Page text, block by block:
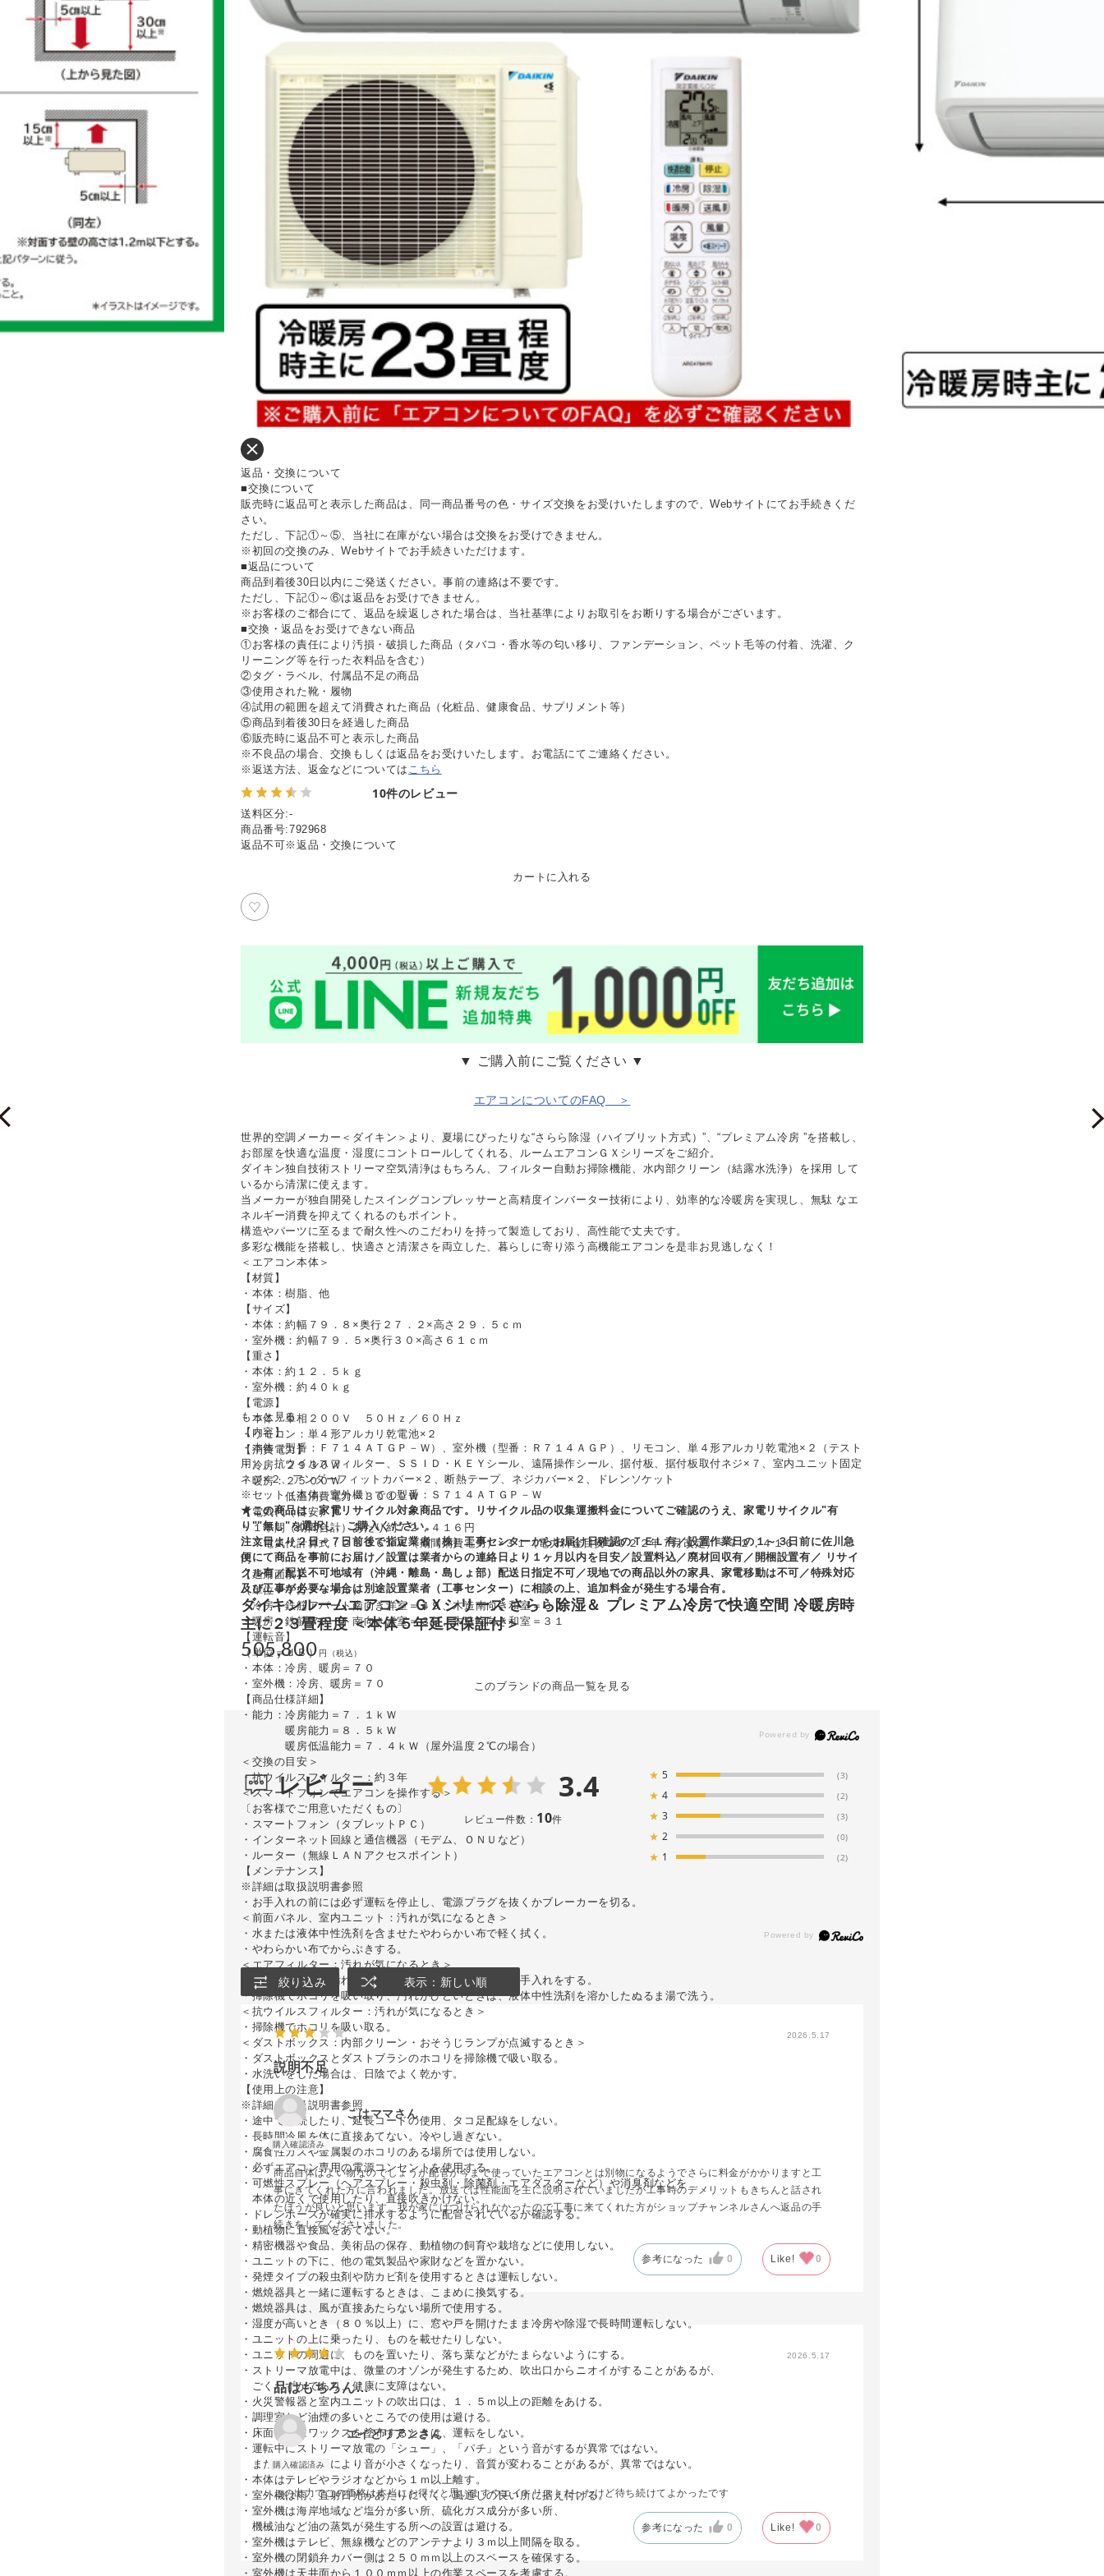
ダイキンルームエアコン ＧＸシリーズ さらら除湿＆ プレミアム冷房で快適空間 冷暖房時
主に２３畳程度 ＜本体５年延長保証付＞
505,800
10件のレビュー
送料区分:-
商品番号:792968
返品不可※返品・交換について
このブランドの商品一覧を見る
カートに入れる
▼ ご購入前にご覧ください ▼
エアコンについてのFAQ ＞
世界的空調メーカー＜ダイキン＞より、夏場にぴったりな“さらら除湿（ハイブリット方式）”、“プレミアム冷房 ”を搭載し、
お部屋を快適な温度・湿度にコントロールしてくれる、ルームエアコンＧＸシリーズをご紹介。
ダイキン独自技術ストリーマ空気清浄はもちろん、フィルター自動お掃除機能、水内部クリーン（結露水洗浄）を採用 して
いるから清潔に使えます。
当メーカーが独自開発したスイングコンプレッサーと高精度インバーター技術により、効率的な冷暖房を実現し、無駄 なエ
ネルギー消費を抑えてくれるのもポイント。
構造やパーツに至るまで耐久性へのこだわりを持って製造しており、高性能で丈夫です。
多彩な機能を搭載し、快適さと清潔さを両立した、暮らしに寄り添う高機能エアコンを是非お見逃しなく！
＜エアコン本体＞
【材質】
・本体：樹脂、他
【サイズ】
・本体：約幅７９．８×奥行２７．２×高さ２９．５ｃｍ
・室外機：約幅７９．５×奥行３０×高さ６１ｃｍ
【重さ】
・本体：約１２．５ｋｇ
・室外機：約４０ｋｇ
【電源】
・本体：単相２００Ｖ ５０Ｈｚ／６０Ｈｚ
・リモコン：単４形アルカリ乾電池×２
【消費電力】
・冷房：２９３０Ｗ
・暖房：２５００Ｗ
低温消費電力＝３０１０Ｗ
【電気代（目安）】
・１年間（期間合計）あたり約７２，４１６円
※電気代計算式：２３３６ｋＷ（期間消費電力）×３１（電力料金目安２０２２年７月改定）＝７２，４１６
円
【適用面積】
（単位＝平方メートル）
・冷房：鉄筋アパート南向き洋室＝４９、木造南向き和室＝３２
・暖房：鉄筋アパート南向き洋室＝３９、木造南向き和室＝３１
【運転音】
（単位＝ｄＢ）
・本体：冷房、暖房＝７０
・室外機：冷房、暖房＝７０
【商品仕様詳細】
・能力：冷房能力＝７．１ｋＷ
暖房能力＝８．５ｋＷ
暖房低温能力＝７．４ｋＷ（屋外温度２℃の場合）
＜交換の目安＞
・抗ウイルスフィルター：約３年
＜スマートフォンでエアコンを操作する＞
〔お客様でご用意いただくもの〕
・スマートフォン（タブレットＰＣ）
・インターネット回線と通信機器（モデム、ＯＮＵなど）
・ルーター（無線ＬＡＮアクセスポイント）
【メンテナンス】
※詳細は取扱説明書参照
・お手入れの前には必ず運転を停止し、電源プラグを抜くかブレーカーを切る。
＜前面パネル、室内ユニット：汚れが気になるとき＞
・水または液体中性洗剤を含ませたやわらかい布で軽く拭く。
・やわらかい布でからぶきする。
＜エアフィルター：汚れが気になるとき＞
・使用環境により汚れ具合が異なるため、１年に１度お手入れをする。
・掃除機でホコリを吸い取り、汚れがひどいときは、液体中性洗剤を溶かしたぬるま湯で洗う。
＜抗ウイルスフィルター：汚れが気になるとき＞
・掃除機でホコリを吸い取る。
＜ダストボックス：内部クリーン・おそうじランプが点滅するとき＞
・ダストボックスとダストブラシのホコリを掃除機で吸い取る。
・水洗いをした場合は、日陰でよく乾かす。
【使用上の注意】
※詳細は取扱説明書参照
・途中で接続したり、延長コードの使用、タコ足配線をしない。
・長時間冷風を体に直接あてない。冷やし過ぎない。
・腐食性ガスや金属製のホコリのある場所では使用しない。
・必ずエアコン専用の電源コンセントを使用する。
・可燃性スプレー（ヘアスプレー・殺虫剤・除菌剤・エアダスターなど）や消臭剤などを
本体の近くで使用したり、直接吹きかけない。
・ドレンホースが確実に排水するように配管されているか確認する。
・動植物に直接風をあてない。
・精密機器や食品、美術品の保存、動植物の飼育や栽培などに使用しない。
・ユニットの下に、他の電気製品や家財などを置かない。
・発煙タイプの殺虫剤や防カビ剤を使用するときは運転しない。
・燃焼器具と一緒に運転するときは、こまめに換気する。
・燃焼器具は、風が直接あたらない場所で使用する。
・湿度が高いとき（８０％以上）に、窓や戸を開けたまま冷房や除湿で長時間運転しない。
・ユニットの上に乗ったり、ものを載せたりしない。
・ユニットの周辺に、ものを置いたり、落ち葉などがたまらないようにする。
・ストリーマ放電中は、微量のオゾンが発生するため、吹出口からニオイがすることがあるが、
ごくわずかであり、健康に支障はない。
・火災警報器と室内ユニットの吹出口は、１．５ｍ以上の距離をあける。
・調理室など油煙の多いところでの使用は避ける。
・床面などにワックスを塗布するときは、運転をしない。
・運転中にストリーマ放電の「シュー」、「パチ」という音がするが異常ではない。
また、使用環境により音が小さくなったり、音質が変わることがあるが、異常ではない。
・本体はテレビやラジオなどから１ｍ以上離す。
・室外機は雨、直射日光があたりにくく、風通しの良い所に据え付ける。
・室外機は海岸地域など塩分が多い所、硫化ガス成分が多い所、
機械油など油の蒸気が発生する所への設置は避ける。
・室外機はテレビ、無線機などのアンテナより３ｍ以上間隔を取る。
・室外機の閉鎖弁カバー側は２５０ｍｍ以上のスペースを確保する。
・室外機は天井面から１００ｍｍ以上の作業スペースを考慮する。
もっと見る
【内容】
・本体（型番：Ｆ７１４ＡＴＧＰ－Ｗ）、室外機（型番：Ｒ７１４ＡＧＰ）、リモコン、単４形アルカリ乾電池×２（テスト
用）、抗ウイルスフィルター、ＳＳＩＤ・ＫＥＹシール、遠隔操作シール、据付板、据付板取付ネジ×７、室内ユニット固定
ネジ×２、アンダーフィットカバー×２、断熱テープ、ネジカバー×２、ドレンソケット
※セット（本体、室外機）での型番：Ｓ７１４ＡＴＧＰ－Ｗ
★この商品は、家電リサイクル対象商品です。リサイクル品の収集運搬料金についてご確認のうえ、家電リサイクル"有
り""無し"を選択し、ご購入ください。
注文日より２日～７日前後で指定業者（株）工事センターからお届け日確認のＴＥＬ有／設置作業日の１～３日前に佐川急
便にて商品を事前にお届け／設置は業者からの連絡日より１ヶ月以内を目安／設置料込／廃材回収有／開梱設置有／ リサイ
クル有／配送不可地域有（沖縄・離島・島しょ部）配送日指定不可／現地での商品以外の家具、家電移動は不可／特殊対応
及び工事が必要な場合は別途設置業者（工事センター）に相談の上、追加料金が発生する場合有。
返品・交換について
■交換について
販売時に返品可と表示した商品は、同一商品番号の色・サイズ交換をお受けいたしますので、Webサイトにてお手続きくだ
さい。
ただし、下記①～⑤、当社に在庫がない場合は交換をお受けできません。
※初回の交換のみ、Webサイトでお手続きいただけます。
■返品について
商品到着後30日以内にご発送ください。事前の連絡は不要です。
ただし、下記①～⑥は返品をお受けできません。
※お客様のご都合にて、返品を繰返しされた場合は、当社基準によりお取引をお断りする場合がございます。
■交換・返品をお受けできない商品
①お客様の責任により汚損・破損した商品（タバコ・香水等の匂い移り、ファンデーション、ペット毛等の付着、洗濯、ク
リーニング等を行った衣料品を含む）
②タグ・ラベル、付属品不足の商品
③使用された靴・履物
④試用の範囲を超えて消費された商品（化粧品、健康食品、サプリメント等）
⑤商品到着後30日を経過した商品
⑥販売時に返品不可と表示した商品
※不良品の場合、交換もしくは返品をお受けいたします。お電話にてご連絡ください。
※返送方法、返金などについては こちら
レビュー 3.4
レビュー件数： 10件
★ 5 (3)
★ 4 (2)
★ 3 (3)
★ 2 (0)
★ 1 (2)
絞り込み 表示：新しい順
2026.5.17
説明不足
こはママさん
商品自体はよい物なのでしょうが配管が今まで使っていたエアコンとは別物になるようでさらに料金がかかりますと工
事にきてくれた方に言われました。放送では性能面を主に説明されていましたが工事時のデメリットもきちんと話され
たほうが良いと思います。我が家にはつけられなかったので工事に来てくれた方がショップチャンネルさんへ返品の手
続きをしてくださいました。
参考になった 0 Like! 0
2026.5.17
品はもちろん…
エイどリアンさん
この出力でこの価格は本当にお得だと思いますウエイトリストだったけど待ち続けてよかったです
参考になった 0 Like! 0